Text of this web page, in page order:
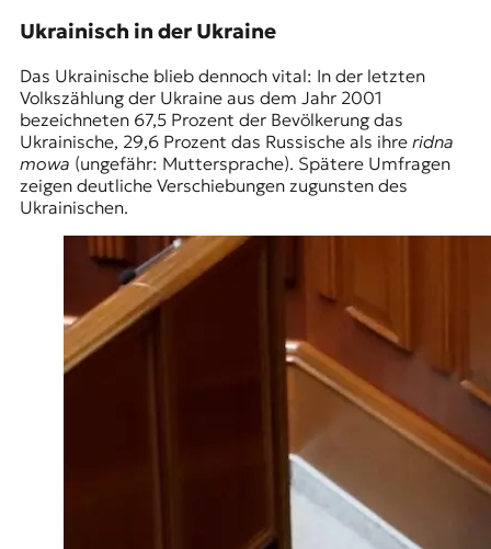
Ukrainisch in der Ukraine
Das Ukrainische blieb dennoch vital: In der letzten
Volkszählung der Ukraine aus dem Jahr 2001
bezeichneten 67,5 Prozent der Bevölkerung das
Ukrainische, 29,6 Prozent das Russische als ihre ridna
mowa (ungefähr: Muttersprache). Spätere Umfragen
zeigen deutliche Verschiebungen zugunsten des
Ukrainischen.